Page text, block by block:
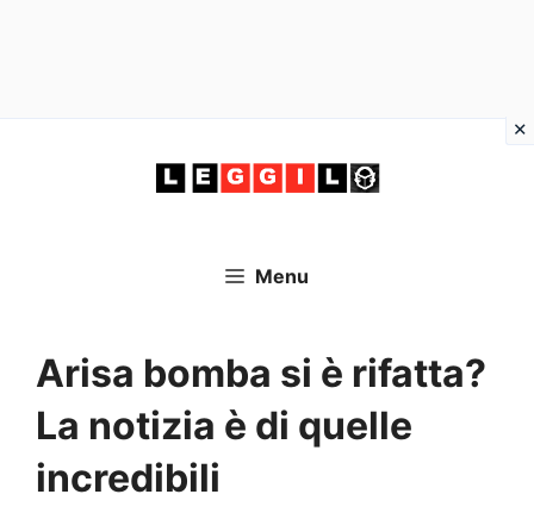
Menu
Arisa bomba si è rifatta?
La notizia è di quelle
incredibili